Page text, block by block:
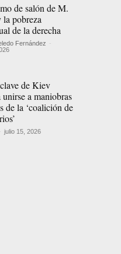
de salón de M.
la pobreza
de la derecha
Fernández -
de Kiev
unirse a maniobras
de la ‘coalición de
- julio 15, 2026